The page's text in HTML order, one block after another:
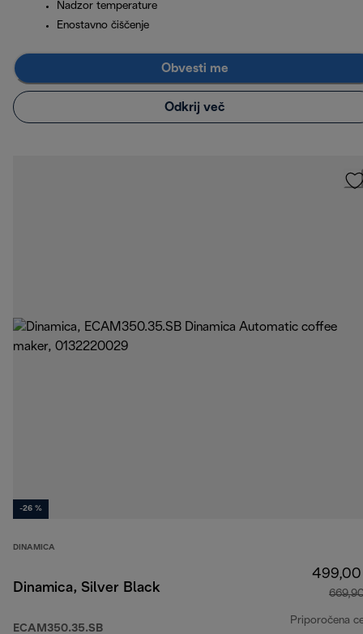
Nadzor temperature
Enostavno čiščenje
Obvesti me
Odkrij več
-26 %
DINAMICA
Dinamica, Silver Black
ECAM350.35.SB
Priporočena